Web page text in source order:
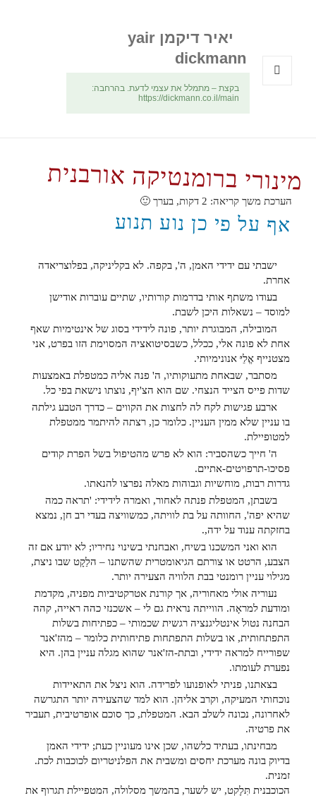
יאיר דיקמן yair
dickmann
בקצת – מתמלל את עצמי לדעת. בהרחבה:
https://dickmann.co.il/main
מינורי ברומנטיקה אורבנית
הערכת משך קריאה: 2 דקות, בערך 🙂
אף על פי כן נוע תנוע
ישבתי עם ידידי האמן, ה', בקפה. לא בקליניקה, בפלוצריאדה
אחרת.
בעודו משתף אותי בדרמות קורותיו, שתיים עוברות אודישן
למוסד – נשאלות היכן לשבת.
המובילה, המבוגרת יותר, פונה לידידי בסוג של אינטימיות שאף
אחת לא פונה אלי, ככלל, כשבסיטואציה המסוימת הזו בפרט, אני
מצטנייף אֱלֵיּ אנונימיותי.
מסתבר, שבאחת מתעוקותיו, ה' פנה אליה כמטפלת באמצעות
שדות פייס הצייד הנצחי. שם הוא הצ'יף, נוצתו נישאת בפי כל.
ארבע פגישות לקח לה לחצות את הקווים – כדרך הטבע גילתה
בו עניין שלא ממין העניין. כלומר כן, רצתה להיתמר ממטפלת
למטופיילת.
ה' חייך כשהסביר: הוא לא פרש מהטיפול בשל הפרת קודים
פסיכו-תרפויטים-אתיים.
גדרות רבות, מוחשיות וגבוהות מאלה נפרצו להנאתו.
בשבתן, המטפלת פנתה לאחור, ואמרה לידידי: 'תראה כמה
שהיא יפה', החוותה על בת לוויתה, כמשוויצה בעדי רב חן, נמצא
בחזקתה ענוד על ידה,.
הוא ואני המשכנו בשיח, ואבחנתי בשינוי נחיריו; לא יודע אם זה
הצבע, הרטט או צורתם הגיאומטרית שהשתנו – הלַקָט שבו ניצת,
מגילוי עניין רומנטי בבת הלוויה הצעירה יותר.
נעוריה אולי מאחוריה, אך קורנת אטרקטיביות מפניה, מקדמת
ומודעת למראָה. הווייתה נראית גם לי – אשכנזי כהה ראייה, קהה
הבחנה נטול אינטליגנציה רגשית שכמותי – כפתיחות בשלות
התפתחותית, או בשלות התפתחות פתיחותית כלומר – מהז'אנר
שפורייח למראה ידידי, ובתת-הז'אנר שהוא מגלה עניין בהן. היא
נפערת לעומתו.
בצאתנו, פניתי לאופנועו לפרידה. הוא ניצל את התאיידות
נוכחותי המעיקה, וקרב אליהן. הוא למד שהצעירה יותר התגרשה
לאחרונה, נכונה לשלב הבא. המטפלת, כך סוכם אופרטיבית, תעביר
את פרטיה.
מבחינתו, בעתיד כלשהו, שכן אינו מעוניין כעת; ידידי האמן
בדיוק בונה מערכת יחסים ומשבית את הפלניטריום לכוכבות לכת.
זמנית.
הכוכבנית תִּלָקט, יש לשער, בהמשך מסלולה, המטפיילת תגרוף את